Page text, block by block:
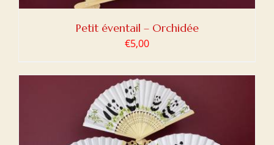
Petit éventail – Orchidée
€5,00